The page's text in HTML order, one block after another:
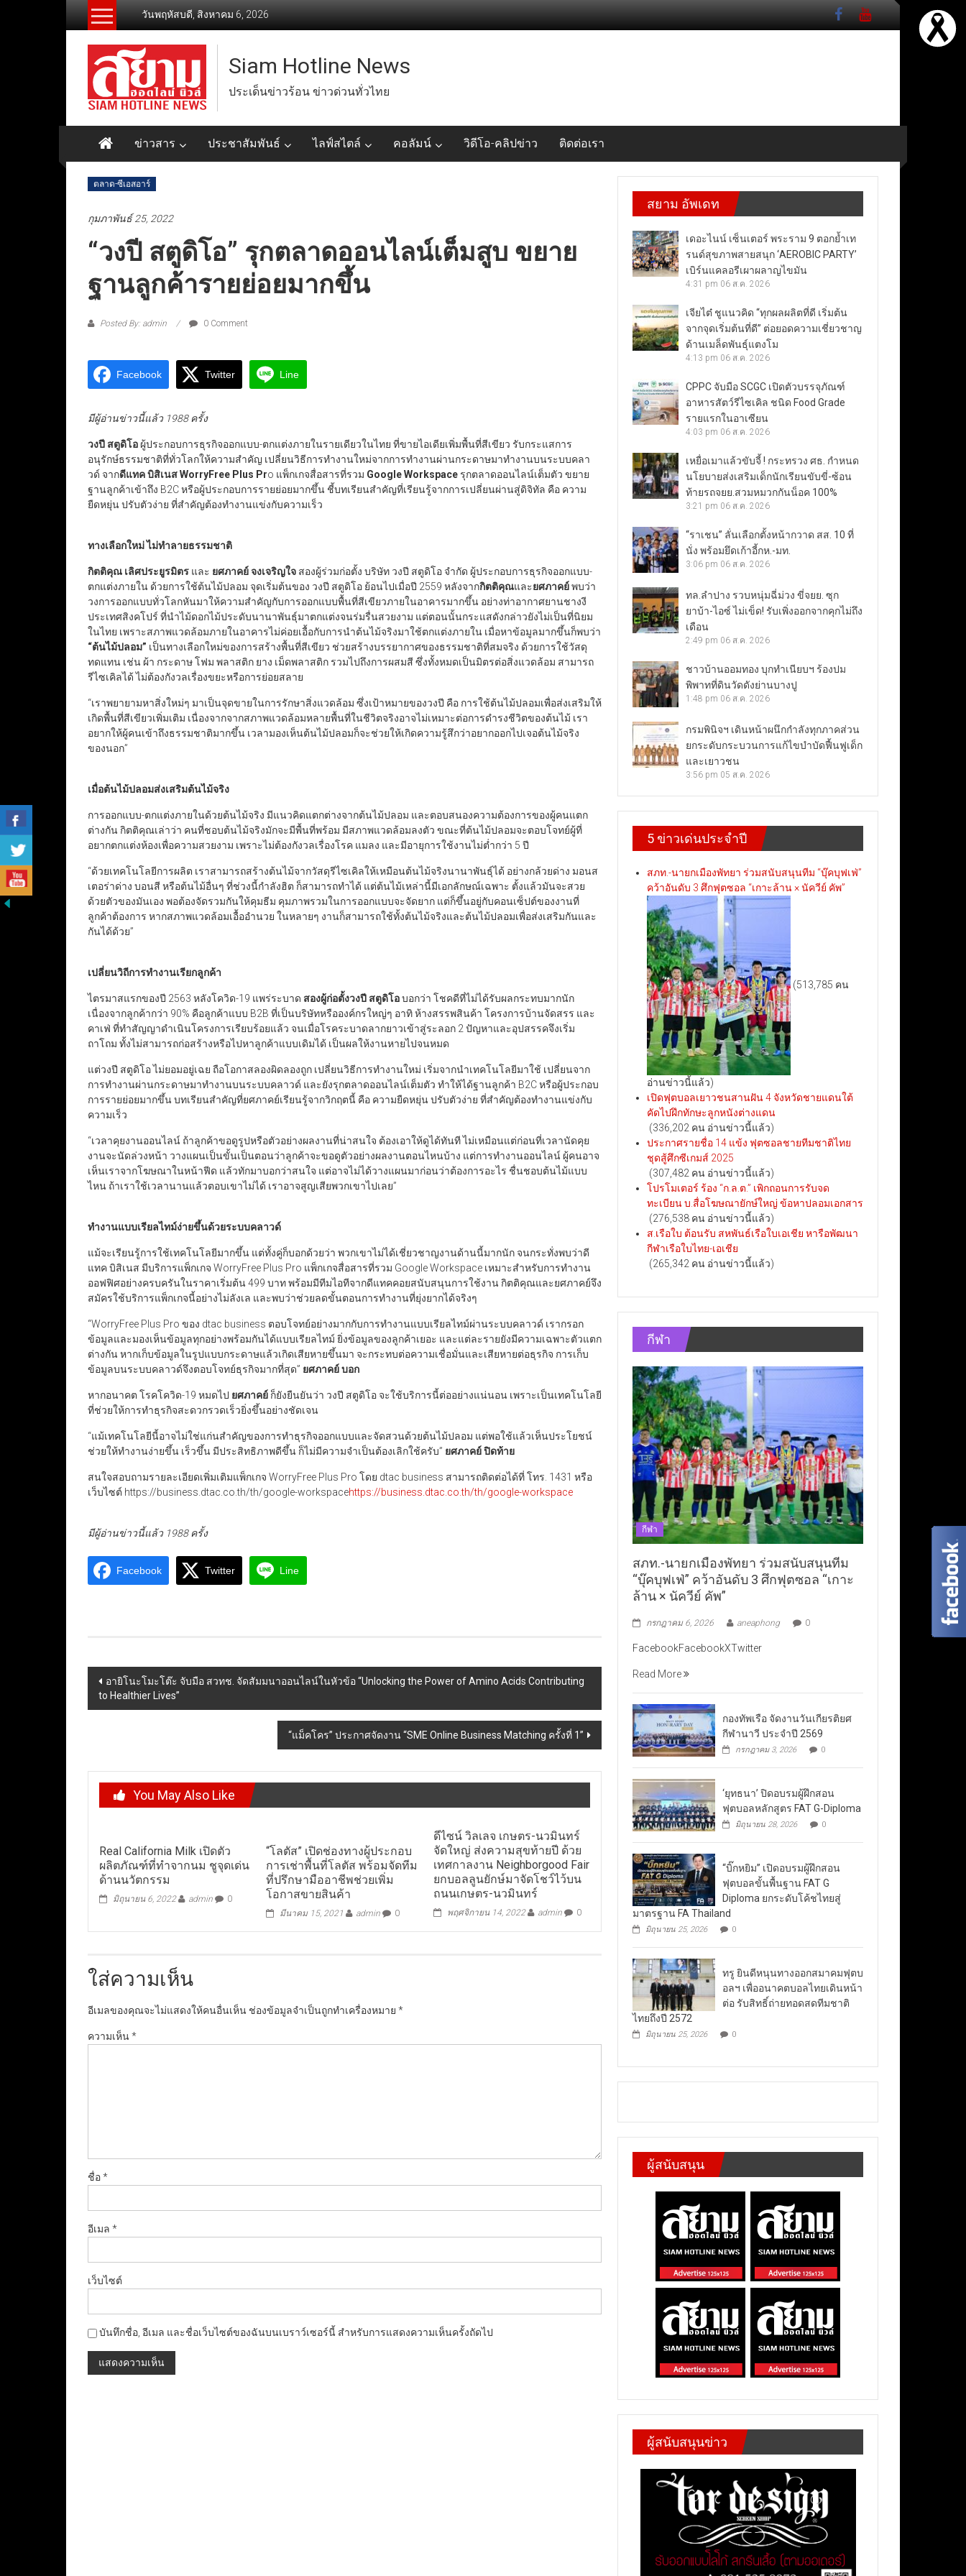
วันพฤหัสบดี, สิงหาคม 6, 2026
Siam Hotline News
ประเด็นข่าวร้อน ข่าวด่วนทั่วไทย
ข่าวสาร ประชาสัมพันธ์ ไลฟ์สไตล์ คอลัมน์ วิดีโอ-คลิปข่าว ติดต่อเรา
ตลาด-ซีเอสอาร์
กุมภาพันธ์ 25, 2022
“วงปี สตูดิโอ” รุกตลาดออนไลน์เต็มสูบ ขยาย
ฐานลูกค้ารายย่อยมากขึ้น
Posted By: admin 0 Comment
Facebook Twitter Line
มีผู้อ่านข่าวนี้แล้ว 1988 ครั้ง
วงปี สตูดิโอ ผู้ประกอบการธุรกิจออกแบบ-ตกแต่งภายในรายเดียวในไทย ที่ขายไอเดียเพิ่มพื้นที่สีเขียว รับกระแสการ
อนุรักษ์ธรรมชาติที่ทั่วโลกให้ความสำคัญ เปลี่ยนวิธีการทำงานใหม่จากการทำงานผ่านกระดาษมาทำงานบนระบบคลา
วด์ จากดีแทค บิสิเนส WorryFree Plus Pro แพ็กเกจสื่อสารที่รวม Google Workspace รุกตลาดออนไลน์เต็มตัว ขยาย
ฐานลูกค้าเข้าถึง B2C หรือผู้ประกอบการรายย่อยมากขึ้น ชี้บทเรียนสำคัญที่เรียนรู้จากการเปลี่ยนผ่านสู่ดิจิทัล คือ ความ
ยืดหยุ่น ปรับตัวง่าย ที่สำคัญต้องทำงานแข่งกับความเร็ว
ทางเลือกใหม่ ไม่ทำลายธรรมชาติ
กิตติคุณ เลิศประยูรมิตร และ ยศภาคย์ จงเจริญใจ สองผู้ร่วมก่อตั้ง บริษัท วงปี สตูดิโอ จำกัด ผู้ประกอบการธุรกิจออกแบบ-
ตกแต่งภายใน ด้วยการใช้ต้นไม้ปลอม จุดเริ่มต้นของ วงปี สตูดิโอ ย้อนไปเมื่อปี 2559 หลังจากกิตติคุณและยศภาคย์พบว่า
วงการออกแบบทั่วโลกหันมาให้ความสำคัญกับการออกแบบพื้นที่สีเขียวภายในอาคารมากขึ้น อย่างท่าอากาศยานชางงี
ประเทศสิงคโปร์ ที่นำไม้ดอกไม้ประดับนานาพันธุ์มาตกแต่งจนร่มรื่นสวยงาม แต่ตอนนั้นกระแสดังกล่าวยังไม่เป็นที่นิยม
ในไทย เพราะสภาพแวดล้อมภายในอาคารไม่ค่อยเอื้อกับการนำต้นไม้จริงมาใช้ตกแต่งภายใน เมื่อหาข้อมูลมากขึ้นก็พบว่า
“ต้นไม้ปลอม” เป็นทางเลือกใหม่ของการสร้างพื้นที่สีเขียว ช่วยสร้างบรรยากาศของธรรมชาติที่สมจริง ด้วยการใช้วัสดุ
ทดแทน เช่น ผ้า กระดาษ โฟม พลาสติก ยาง เม็ดพลาสติก รวมไปถึงการผสมสี ซึ่งทั้งหมดเป็นมิตรต่อสิ่งแวดล้อม สามารถ
รีไซเคิลได้ ไม่ต้องกังวลเรื่องขยะหรือการย่อยสลาย
“เราพยายามหาสิ่งใหม่ๆ มาเป็นจุดขายในการรักษาสิ่งแวดล้อม ซึ่งเป้าหมายของวงปี คือ การใช้ต้นไม้ปลอมเพื่อส่งเสริมให้
เกิดพื้นที่สีเขียวเพิ่มเติม เนื่องจากจากสภาพแวดล้อมหลายพื้นที่ในชีวิตจริงอาจไม่เหมาะต่อการดำรงชีวิตของต้นไม้ เรา
อยากให้ผู้คนเข้าถึงธรรมชาติมากขึ้น เวลามองเห็นต้นไม้ปลอมก็จะช่วยให้เกิดความรู้สึกว่าอยากออกไปเจอต้นไม้จริง
ของนอก”
เมื่อต้นไม้ปลอมส่งเสริมต้นไม้จริง
การออกแบบ-ตกแต่งภายในด้วยต้นไม้จริง มีแนวคิดแตกต่างจากต้นไม้ปลอม และตอบสนองความต้องการของผู้คนแตก
ต่างกัน กิตติคุณเล่าว่า คนที่ชอบต้นไม้จริงมักจะมีพื้นที่พร้อม มีสภาพแวดล้อมลงตัว ขณะที่ต้นไม้ปลอมจะตอบโจทย์ผู้ที่
อยากตกแต่งห้องเพื่อความสวยงาม เพราะไม่ต้องกังวลเรื่องโรค แมลง และมีอายุการใช้งานไม่ต่ำกว่า 5 ปี
“ด้วยเทคโนโลยีการผลิต เราสามารถสร้างต้นไม้จากวัสดุรีไซเคิลให้เหมือนต้นไม้จริงนานาพันธุ์ได้ อย่างกล้วยด่าง มอนส
เตอร่าด่าง บอนสี หรือต้นไม้อื่นๆ ที่ช่วงนี้กำลังฮิต ก็สามารถทำได้ แต่ต้นไม้เหล่านี้มีเอกลักษณ์เฉพาะ ตั้งแล้วมันจะสวย
ด้วยตัวของมันเอง พอต้องจัดรวมกันให้คุมธีม คุมภาพรวมในการออกแบบจะจัดยาก แต่ก็ขึ้นอยู่กับคอนเซ็ปต์ของงานที่
ลูกค้าต้องการ หากสภาพแวดล้อมเอื้ออำนวย ในหลายๆ งานก็สามารถใช้ทั้งต้นไม้จริงและต้นไม้ปลอมเพื่อส่งเสริมกันและ
กันได้ด้วย”
เปลี่ยนวิถีการทำงานเรียกลูกค้า
ไตรมาสแรกของปี 2563 หลังโควิด-19 แพร่ระบาด สองผู้ก่อตั้งวงปี สตูดิโอบอกว่า โชคดีที่ไม่ได้รับผลกระทบมากนัก
เนื่องจากลูกค้ากว่า 90% คือลูกค้าแบบ B2B ที่เป็นบริษัทหรือองค์กรใหญ่ๆ อาทิ ห้างสรรพสินค้า โครงการบ้านจัดสรร และ
คาเฟ่ ที่ทำสัญญาดำเนินโครงการเรียบร้อยแล้ว จนเมื่อโรคระบาดลากยาวเข้าสู่ระลอก 2 ปัญหาและอุปสรรคจึงเริ่ม
ถาโถม ทั้งไม่สามารถก่อสร้างหรือไปหาลูกค้าแบบเดิมได้ เป็นผลให้งานหายไปจนหมด
แต่วงปี สตูดิโอ ไม่ยอมอยู่เฉย ถือโอกาสลองผิดลองถูก เปลี่ยนวิธีการทำงานใหม่ เริ่มจากนำเทคโนโลยีมาใช้ เปลี่ยนจาก
การทำงานผ่านกระดาษมาทำงานบนระบบคลาวด์ และยังรุกตลาดออนไลน์เต็มตัว ทำให้ได้ฐานลูกค้า B2C หรือผู้ประกอบ
การรายย่อยมากขึ้น บทเรียนสำคัญที่ยศภาคย์เรียนรู้จากวิกฤตนี้ คือ ความยืดหยุ่น ปรับตัวง่าย ที่สำคัญต้องทำงานแข่งกับ
ความเร็ว
“เวลาคุยงานออนไลน์ ถ้าลูกค้าขอดูรูปหรือตัวอย่างผลงานที่น่าสนใจ ต้องเอาให้ดูได้ทันที ไม่เหมือนแต่ก่อนที่เวลานัดคุย
งานจะนัดล่วงหน้า วางแผนเป็นขั้นเป็นตอนว่าลูกค้าจะขอดูตัวอย่างผลงานตอนไหนบ้าง แต่การทำงานออนไลน์ ผู้คนอาจ
เห็นเราจากโฆษณาในหน้าฟีด แล้วทักมาบอกว่าสนใจ แต่อาจไม่ได้วางแผนมาก่อนว่าต้องการอะไร ชื่นชอบต้นไม้แบบ
ไหน ถ้าเราใช้เวลานานแล้วตอบเขาไม่ได้ เราอาจสูญเสียพวกเขาไปเลย”
ทำงานแบบเรียลไทม์ง่ายขึ้นด้วยระบบคลาวด์
แม้จะเรียนรู้การใช้เทคโนโลยีมากขึ้น แต่ทั้งคู่ก็บอกด้วยว่า พวกเขาไม่ได้เชี่ยวชาญงานด้านนี้มากนัก จนกระทั่งพบว่าดี
แทค บิสิเนส มีบริการแพ็กเกจ WorryFree Plus Pro แพ็กเกจสื่อสารที่รวม Google Workspace เหมาะสำหรับการทำงาน
ออฟฟิศอย่างครบครันในราคาเริ่มต้น 499 บาท พร้อมมีทีมไอทีจากดีแทคคอยสนับสนุนการใช้งาน กิตติคุณและยศภาคย์จึง
สมัครใช้บริการแพ็กเกจนี้อย่างไม่ลังเล และพบว่าช่วยลดขั้นตอนการทำงานที่ยุ่งยากได้จริงๆ
“WorryFree Plus Pro ของ dtac business ตอบโจทย์อย่างมากกับการทำงานแบบเรียลไทม์ผ่านระบบคลาวด์ เรากรอก
ข้อมูลและมองเห็นข้อมูลทุกอย่างพร้อมกันได้แบบเรียลไทม์ ยิ่งข้อมูลของลูกค้าเยอะ และแต่ละรายยังมีความเฉพาะตัวแตก
ต่างกัน หากเก็บข้อมูลในรูปแบบกระดาษแล้วเกิดเสียหายขึ้นมา จะกระทบต่อความเชื่อมั่นและเสียหายต่อธุรกิจ การเก็บ
ข้อมูลบนระบบคลาวด์จึงตอบโจทย์ธุรกิจมากที่สุด” ยศภาคย์ บอก
หากอนาคต โรคโควิด-19 หมดไป ยศภาคย์ ก็ยังยืนยันว่า วงปี สตูดิโอ จะใช้บริการนี้ต่ออย่างแน่นอน เพราะเป็นเทคโนโลยี
ที่ช่วยให้การทำธุรกิจสะดวกรวดเร็วยิ่งขึ้นอย่างชัดเจน
“แม้เทคโนโลยีนี้อาจไม่ใช่แก่นสำคัญของการทำธุรกิจออกแบบและจัดสวนด้วยต้นไม้ปลอม แต่พอใช้แล้วเห็นประโยชน์
ช่วยให้ทำงานง่ายขึ้น เร็วขึ้น มีประสิทธิภาพดีขึ้น ก็ไม่มีความจำเป็นต้องเลิกใช้ครับ” ยศภาคย์ ปิดท้าย
สนใจสอบถามรายละเอียดเพิ่มเติมแพ็กเกจ WorryFree Plus Pro โดย dtac business สามารถติดต่อได้ที่ โทร. 1431 หรือ
เว็บไซต์ https://business.dtac.co.th/th/google-workspacehttps://business.dtac.co.th/th/google-workspace
มีผู้อ่านข่าวนี้แล้ว 1988 ครั้ง
Facebook Twitter Line
Post
navigation
อายิโนะโมะโต๊ะ จับมือ สวทช. จัดสัมมนาออนไลน์ในหัวข้อ “Unlocking the Power of Amino Acids Contributing
to Healthier Lives”
“แม็คโคร” ประกาศจัดงาน “SME Online Business Matching ครั้งที่ 1”
You May Also Like
Real California Milk เปิดตัว
ผลิตภัณฑ์ที่ทำจากนม ชูจุดเด่น
ด้านนวัตกรรม
มิถุนายน 6, 2022 admin 0
“โลตัส” เปิดช่องทางผู้ประกอบ
การเช่าพื้นที่โลตัส พร้อมจัดทีม
ที่ปรึกษามืออาชีพช่วยเพิ่ม
โอกาสขายสินค้า
มีนาคม 15, 2021 admin 0
ดีไซน์ วิลเลจ เกษตร-นวมินทร์
จัดใหญ่ ส่งความสุขท้ายปี ด้วย
เทศกาลงาน Neighborgood Fair
ยกบอลลูนยักษ์มาจัดโชว์ไว้บน
ถนนเกษตร-นวมินทร์
พฤศจิกายน 14, 2022 admin 0
ใส่ความเห็น
อีเมลของคุณจะไม่แสดงให้คนอื่นเห็น ช่องข้อมูลจำเป็นถูกทำเครื่องหมาย *
ความเห็น*
ชื่อ*
อีเมล *
เว็บไซต์
บันทึกชื่อ, อีเมล และชื่อเว็บไซต์ของฉันบนเบราว์เซอร์นี้ สำหรับการแสดงความเห็นครั้งถัดไป
สยาม อัพเดท
เดอะไนน์ เซ็นเตอร์ พระราม 9 ตอกย้ำเท
รนด์สุขภาพสายสนุก ‘AEROBIC PARTY’
เบิร์นแคลอรีเผาผลาญไขมัน
4:31 pm 06 ส.ค. 2026
เจียไต๋ ชูแนวคิด “ทุกผลผลิตที่ดี เริ่มต้น
จากจุดเริ่มต้นที่ดี” ต่อยอดความเชี่ยวชาญ
ด้านเมล็ดพันธุ์แตงโม
4:13 pm 06 ส.ค. 2026
CPPC จับมือ SCGC เปิดตัวบรรจุภัณฑ์
อาหารสัตว์รีไซเคิล ชนิด Food Grade
รายแรกในอาเซียน
4:03 pm 06 ส.ค. 2026
เหยื่อเมาแล้วขับจี้ ! กระทรวง ศธ. กำหนด
นโยบายส่งเสริมเด็กนักเรียนขับขี่-ซ้อน
ท้ายรถจยย.สวมหมวกกันน็อค 100%
3:21 pm 06 ส.ค. 2026
“ราเชน” ลั่นเลือกตั้งหน้ากวาด สส. 10 ที่
นั่ง พร้อมยึดเก้าอี้กห.-มท.
3:06 pm 06 ส.ค. 2026
ทล.ลำปาง รวบหนุ่มฉี่ม่วง ขี่จยย. ซุก
ยาบ้า-ไอซ์ ไม่เข็ด! รับเพิ่งออกจากคุกไม่ถึง
เดือน
2:49 pm 06 ส.ค. 2026
ชาวบ้านออมทอง บุกทำเนียบฯ ร้องปม
พิพาทที่ดินวัดดังย่านบางปู
1:48 pm 06 ส.ค. 2026
กรมพินิจฯ เดินหน้าผนึกกำลังทุกภาคส่วน
ยกระดับกระบวนการแก้ไขบำบัดฟื้นฟูเด็ก
และเยาวชน
3:56 pm 05 ส.ค. 2026
5 ข่าวเด่นประจำปี
สภท.-นายกเมืองพัทยา ร่วมสนับสนุนทีม “บุ๊คบุฟเฟ่”
คว้าอันดับ 3 ศึกฟุตซอล “เกาะล้าน × นัควีย์ คัพ”
(513,785 คน
อ่านข่าวนี้แล้ว)
เปิดฟุตบอลเยาวชนสานฝัน 4 จังหวัดชายแดนใต้
คัดไปฝึกทักษะลูกหนังต่างแดน
(336,202 คน อ่านข่าวนี้แล้ว)
ประกาศรายชื่อ 14 แข้ง ฟุตซอลชายทีมชาติไทย
ชุดสู้ศึกซีเกมส์ 2025
(307,482 คน อ่านข่าวนี้แล้ว)
โปรโมเตอร์ ร้อง “ก.ล.ต.” เพิกถอนการรับจด
ทะเบียน บ.สื่อโฆษณายักษ์ใหญ่ ข้อหาปลอมเอกสาร
(276,538 คน อ่านข่าวนี้แล้ว)
ส.เรือใบ ต้อนรับ สหพันธ์เรือใบเอเชีย หารือพัฒนา
กีฬาเรือใบไทย-เอเชีย
(265,342 คน อ่านข่าวนี้แล้ว)
กีฬา
กีฬา
สภท.-นายกเมืองพัทยา ร่วมสนับสนุนทีม
“บุ๊คบุฟเฟ่” คว้าอันดับ 3 ศึกฟุตซอล “เกาะ
ล้าน × นัควีย์ คัพ”
กรกฎาคม 6, 2026 aneaphong 0
FacebookFacebookXTwitter
Read More
กองทัพเรือ จัดงานวันเกียรติยศ
กีฬานาวี ประจำปี 2569
กรกฎาคม 3, 2026 0
‘ยุทธนา’ ปิดอบรมผู้ฝึกสอน
ฟุตบอลหลักสูตร FAT G-Diploma
มิถุนายน 28, 2026 0
“บิ๊กหยิม” เปิดอบรมผู้ฝึกสอน
ฟุตบอลขั้นพื้นฐาน FAT G
Diploma ยกระดับโค้ชไทยสู่
มาตรฐาน FA Thailand
มิถุนายน 25, 2026 0
ทรู ยินดีหนุนทางออกสมาคมฟุตบ
อลฯ เพื่ออนาคตบอลไทยเดินหน้า
ต่อ รับสิทธิ์ถ่ายทอดสดทีมชาติ
ไทยถึงปี 2572
มิถุนายน 25, 2026 0
ผู้สนับสนุน
ผู้สนับสนุนข่าว